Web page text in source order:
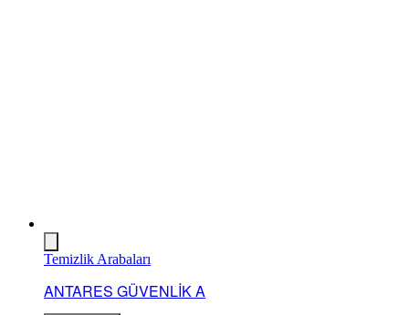
Temizlik Arabaları
ANTARES GÜVENLİK A